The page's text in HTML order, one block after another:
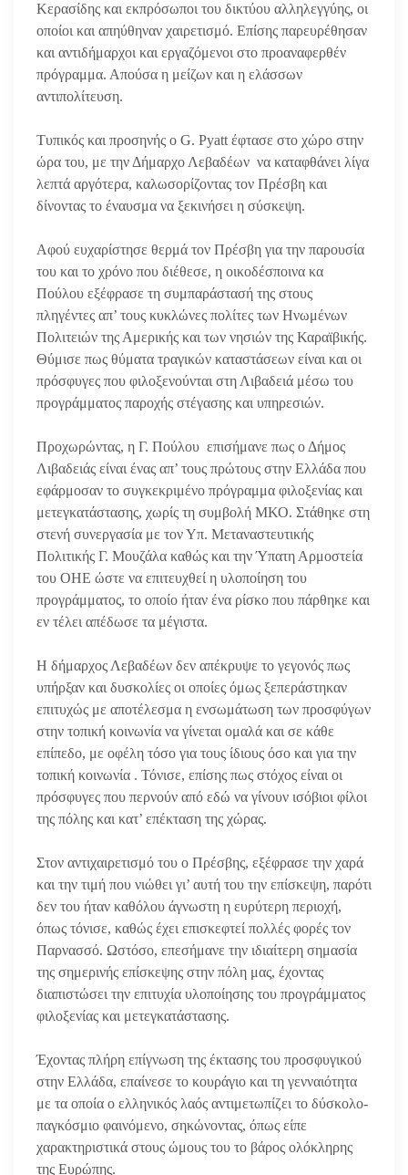
Κερασίδης και εκπρόσωποι του δικτύου αλληλεγγύης, οι
οποίοι και απηύθηναν χαιρετισμό. Επίσης παρευρέθησαν
και αντιδήμαρχοι και εργαζόμενοι στο προαναφερθέν
πρόγραμμα. Απούσα η μείζων και η ελάσσων
αντιπολίτευση.
Τυπικός και προσηνής ο G. Pyatt έφτασε στο χώρο στην
ώρα του, με την Δήμαρχο Λεβαδέων να καταφθάνει λίγα
λεπτά αργότερα, καλωσορίζοντας τον Πρέσβη και
δίνοντας το έναυσμα να ξεκινήσει η σύσκεψη.
Αφού ευχαρίστησε θερμά τον Πρέσβη για την παρουσία
του και το χρόνο που διέθεσε, η οικοδέσποινα κα
Πούλου εξέφρασε τη συμπαράστασή της στους
πληγέντες απ’ τους κυκλώνες πολίτες των Ηνωμένων
Πολιτειών της Αμερικής και των νησιών της Καραϊβικής.
Θύμισε πως θύματα τραγικών καταστάσεων είναι και οι
πρόσφυγες που φιλοξενούνται στη Λιβαδειά μέσω του
προγράμματος παροχής στέγασης και υπηρεσιών.
Προχωρώντας, η Γ. Πούλου επισήμανε πως ο Δήμος
Λιβαδειάς είναι ένας απ’ τους πρώτους στην Ελλάδα που
εφάρμοσαν το συγκεκριμένο πρόγραμμα φιλοξενίας και
μετεγκατάστασης, χωρίς τη συμβολή ΜΚΟ. Στάθηκε στη
στενή συνεργασία με τον Υπ. Μεταναστευτικής
Πολιτικής Γ. Μουζάλα καθώς και την Ύπατη Αρμοστεία
του ΟΗΕ ώστε να επιτευχθεί η υλοποίηση του
προγράμματος, το οποίο ήταν ένα ρίσκο που πάρθηκε και
εν τέλει απέδωσε τα μέγιστα.
Η δήμαρχος Λεβαδέων δεν απέκρυψε το γεγονός πως
υπήρξαν και δυσκολίες οι οποίες όμως ξεπεράστηκαν
επιτυχώς με αποτέλεσμα η ενσωμάτωση των προσφύγων
στην τοπική κοινωνία να γίνεται ομαλά και σε κάθε
επίπεδο, με οφέλη τόσο για τους ίδιους όσο και για την
τοπική κοινωνία . Τόνισε, επίσης πως στόχος είναι οι
πρόσφυγες που περνούν από εδώ να γίνουν ισόβιοι φίλοι
της πόλης και κατ’ επέκταση της χώρας.
Στον αντιχαιρετισμό του ο Πρέσβης, εξέφρασε την χαρά
και την τιμή που νιώθει γι’ αυτή του την επίσκεψη, παρότι
δεν του ήταν καθόλου άγνωστη η ευρύτερη περιοχή,
όπως τόνισε, καθώς έχει επισκεφτεί πολλές φορές τον
Παρνασσό. Ωστόσο, επεσήμανε την ιδιαίτερη σημασία
της σημερινής επίσκεψης στην πόλη μας, έχοντας
διαπιστώσει την επιτυχία υλοποίησης του προγράμματος
φιλοξενίας και μετεγκατάστασης.
Έχοντας πλήρη επίγνωση της έκτασης του προσφυγικού
στην Ελλάδα, επαίνεσε το κουράγιο και τη γενναιότητα
με τα οποία ο ελληνικός λαός αντιμετωπίζει το δύσκολο-
παγκόσμιο φαινόμενο, σηκώνοντας, όπως είπε
χαρακτηριστικά στους ώμους του το βάρος ολόκληρης
της Ευρώπης.